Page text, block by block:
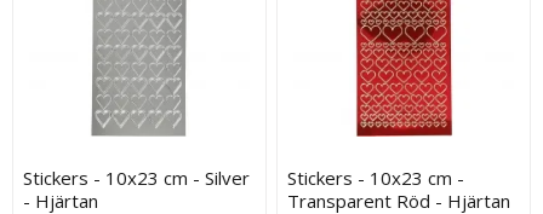
Stickers - 10x23 cm - Silver
- Hjärtan
Stickers - 10x23 cm -
Transparent Röd - Hjärtan